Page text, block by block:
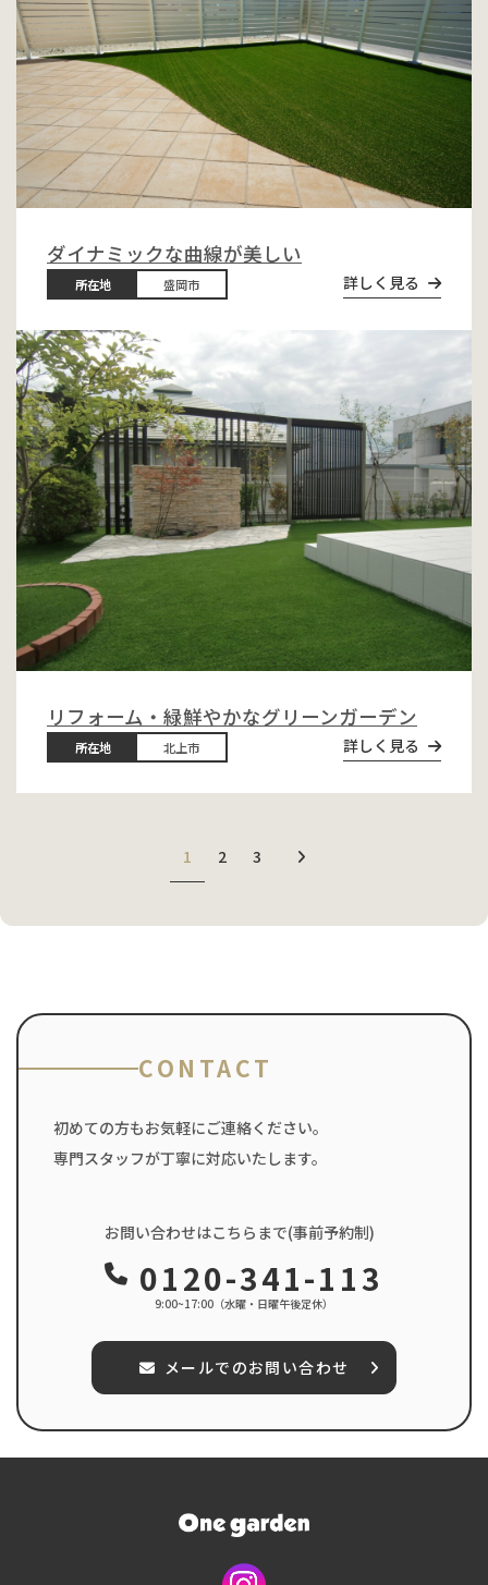
ダイナミックな曲線が美しい
所在地 盛岡市 詳しく見る
リフォーム・緑鮮やかなグリーンガーデン
所在地 北上市 詳しく見る
1 2 3
CONTACT
初めての方もお気軽にご連絡ください。
専門スタッフが丁寧に対応いたします。
お問い合わせはこちらまで(事前予約制)
0120-341-113
9:00~17:00（水曜・日曜午後定休）
メールでのお問い合わせ